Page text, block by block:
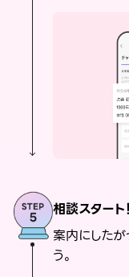
相談スタート！
案内にしたが
う。